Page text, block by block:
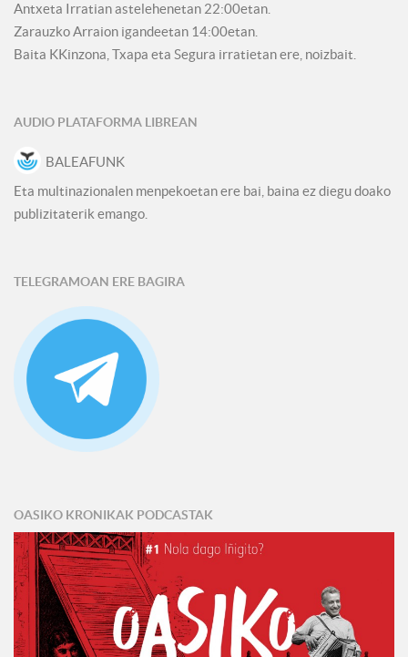
Antxeta Irratian astelehenetan 22:00etan.
Zarauzko Arraion igandeetan 14:00etan.
Baita KKinzona, Txapa eta Segura irratietan ere, noizbait.
AUDIO PLATAFORMA LIBREAN
BALEAFUNK
Eta multinazionalen menpekoetan ere bai, baina ez diegu doako
publizitaterik emango.
TELEGRAMOAN ERE BAGIRA
OASIKO KRONIKAK PODCASTAK